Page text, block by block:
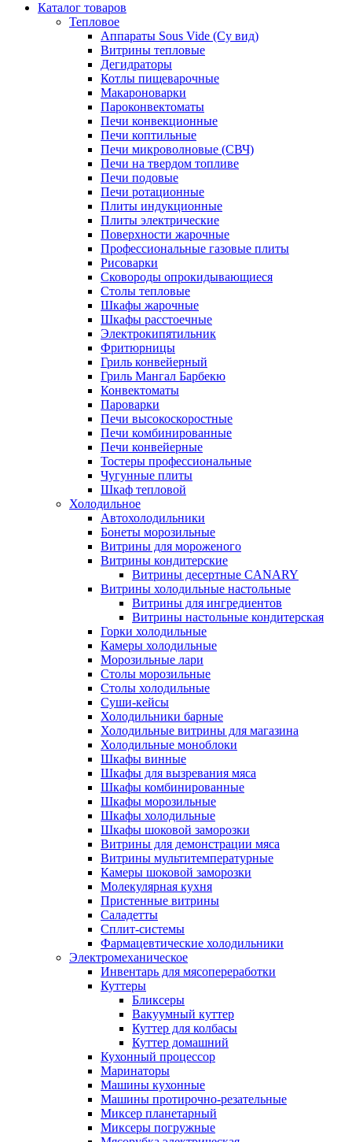
Каталог товаров
Тепловое
Аппараты Sous Vide (Су вид)
Витрины тепловые
Дегидраторы
Котлы пищеварочные
Макароноварки
Пароконвектоматы
Печи конвекционные
Печи коптильные
Печи микроволновые (СВЧ)
Печи на твердом топливе
Печи подовые
Печи ротационные
Плиты индукционные
Плиты электрические
Поверхности жарочные
Профессиональные газовые плиты
Рисоварки
Сковороды опрокидывающиеся
Столы тепловые
Шкафы жарочные
Шкафы расстоечные
Электрокипятильник
Фритюрницы
Гриль конвейерный
Гриль Мангал Барбекю
Конвектоматы
Пароварки
Печи высокоскоростные
Печи комбинированные
Печи конвейерные
Тостеры профессиональные
Чугунные плиты
Шкаф тепловой
Холодильное
Автохолодильники
Бонеты морозильные
Витрины для мороженого
Витрины кондитерские
Витрины десертные CANARY
Витрины холодильные настольные
Витрины для ингредиентов
Витрины настольные кондитерская
Горки холодильные
Камеры холодильные
Морозильные лари
Столы морозильные
Столы холодильные
Суши-кейсы
Холодильники барные
Холодильные витрины для магазина
Холодильные моноблоки
Шкафы винные
Шкафы для вызревания мяса
Шкафы комбинированные
Шкафы морозильные
Шкафы холодильные
Шкафы шоковой заморозки
Витрины для демонстрации мяса
Витрины мультитемпературные
Камеры шоковой заморозки
Молекулярная кухня
Пристенные витрины
Саладетты
Сплит-системы
Фармацевтические холодильники
Электромеханическое
Инвентарь для мясопереработки
Куттеры
Бликсеры
Вакуумный куттер
Куттер для колбасы
Куттер домашний
Кухонный процессор
Маринаторы
Машины кухонные
Машины протирочно-резательные
Миксер планетарный
Миксеры погружные